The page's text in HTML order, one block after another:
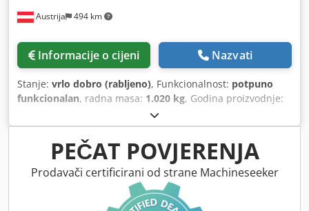
Austrija 494 km
Informacije o cijeni Nazvati
Stanje: vrlo dobro (rabljeno), Funkcionalnost: potpuno
funkcionalan, radna masa: 1.020 kg, Godina proizvodnje:
H998, sustav podmazivanja na
čekiću brza spojka Oilquick 70/55 Dcodpfx Ahjvw Np Djlek
PEČAT POVJERENJA
Prodavači certificirani od strane Machineseeker